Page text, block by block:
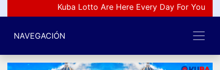
Kuba Lotto Are Here Every Day For You
NAVEGACIÓN